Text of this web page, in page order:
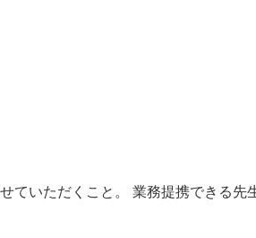
ていただくこと。 業務提携できる先